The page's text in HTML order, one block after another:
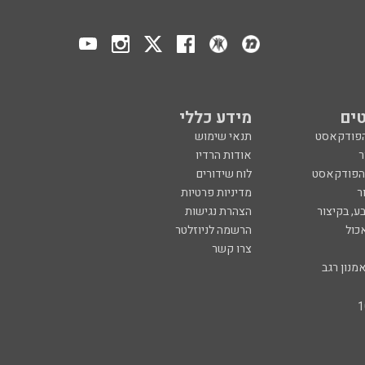
מידע כללי
תנאי שימוש
אודות הרדיו
הפודקאסט
לוח שידורים
מדיניות פרטיות
בקיצור
הצהרת נגישות
הרשמה לניוזלטר
צרו קשר
רגב